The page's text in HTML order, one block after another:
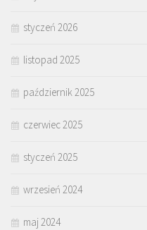
styczeń 2026
listopad 2025
październik 2025
czerwiec 2025
styczeń 2025
wrzesień 2024
maj 2024